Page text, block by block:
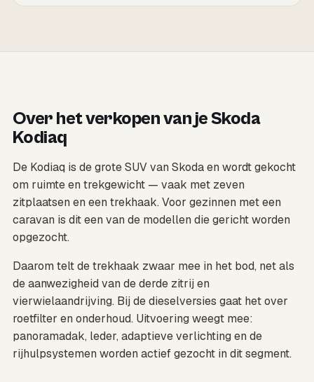
Over het verkopen van je Skoda
Kodiaq
De Kodiaq is de grote SUV van Skoda en wordt gekocht
om ruimte en trekgewicht — vaak met zeven
zitplaatsen en een trekhaak. Voor gezinnen met een
caravan is dit een van de modellen die gericht worden
opgezocht.
Daarom telt de trekhaak zwaar mee in het bod, net als
de aanwezigheid van de derde zitrij en
vierwielaandrijving. Bij de dieselversies gaat het over
roetfilter en onderhoud. Uitvoering weegt mee:
panoramadak, leder, adaptieve verlichting en de
rijhulpsystemen worden actief gezocht in dit segment.